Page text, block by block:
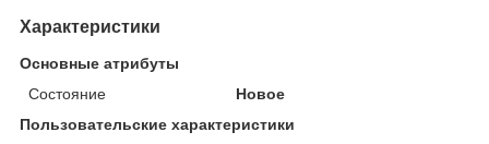
Характеристики
Основные атрибуты
Состояние
Новое
Пользовательские характеристики